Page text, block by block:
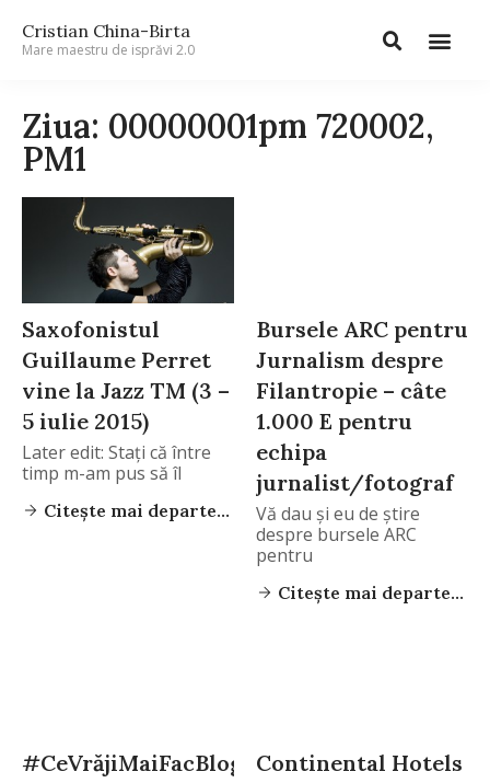
Cristian China-Birta
Mare maestru de isprăvi 2.0
Ziua: 00000001pm 720002,
PM1
Saxofonistul
Guillaume Perret
vine la Jazz TM (3 –
5 iulie 2015)
Later edit: Staţi că între
timp m-am pus să îl
Citește mai departe...
Bursele ARC pentru
Jurnalism despre
Filantropie – câte
1.000 E pentru
echipa
jurnalist/fotograf
Vă dau şi eu de ştire
despre bursele ARC
pentru
Citește mai departe...
#CeVrăjiMaiFacBloggeriiContinental Hotels